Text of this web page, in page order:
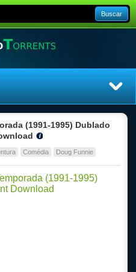
Buscar
Séries
(1991-1995) Dublado
Comédia Doug Funnie